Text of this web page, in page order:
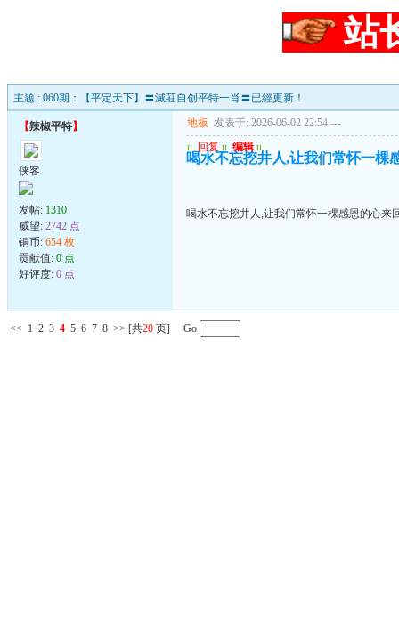
站
主题 : 060期：【平定天下】〓滅莊自创平特一肖〓已經更新！
【辣椒平特】
侠客
发帖: 1310
威望: 2742 点
铜币: 654 枚
贡献值: 0 点
好评度: 0 点
地板 发表于: 2026-06-02 22:54 ---
u 回复 u 编辑 u
喝水不忘挖井人,让我们常怀一棵
喝水不忘挖井人,让我们常怀一棵感恩的心来
<< 1 2 3 4 5 6 7 8 >> [共20 页] Go